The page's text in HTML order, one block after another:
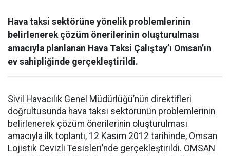
Hava taksi sektörüne yönelik problemlerinin
belirlenerek çözüm önerilerinin oluşturulması
amacıyla planlanan Hava Taksi Çalıştay’ı Omsan’ın
ev sahipliğinde gerçekleştirildi.
Sivil Havacılık Genel Müdürlüğü’nün direktifleri
doğrultusunda hava taksi sektörünün problemlerinin
belirlenerek çözüm önerilerinin oluşturulması
amacıyla ilk toplantı, 12 Kasım 2012 tarihinde, Omsan
Lojistik Cevizli Tesisleri’nde gerçekleştirildi. OMSAN